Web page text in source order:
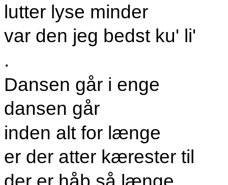
lutter lyse minder
var den jeg bedst ku' li'
.
Dansen går i enge
dansen går
inden alt for længe
er der atter kærester til